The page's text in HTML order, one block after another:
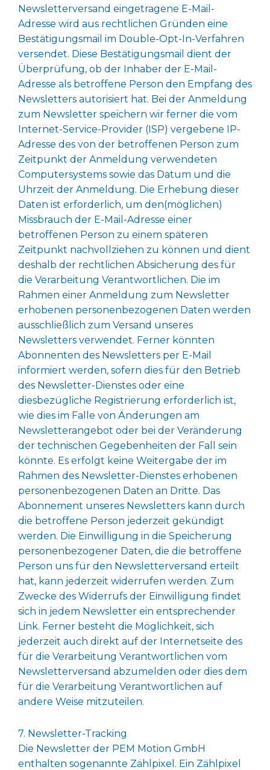
Newsletterversand eingetragene E-Mail-
Adresse wird aus rechtlichen Gründen eine
Bestätigungsmail im Double-Opt-In-Verfahren
versendet. Diese Bestätigungsmail dient der
Überprüfung, ob der Inhaber der E-Mail-
Adresse als betroffene Person den Empfang des
Newsletters autorisiert hat. Bei der Anmeldung
zum Newsletter speichern wir ferner die vom
Internet-Service-Provider (ISP) vergebene IP-
Adresse des von der betroffenen Person zum
Zeitpunkt der Anmeldung verwendeten
Computersystems sowie das Datum und die
Uhrzeit der Anmeldung. Die Erhebung dieser
Daten ist erforderlich, um den(möglichen)
Missbrauch der E-Mail-Adresse einer
betroffenen Person zu einem späteren
Zeitpunkt nachvollziehen zu können und dient
deshalb der rechtlichen Absicherung des für
die Verarbeitung Verantwortlichen. Die im
Rahmen einer Anmeldung zum Newsletter
erhobenen personenbezogenen Daten werden
ausschließlich zum Versand unseres
Newsletters verwendet. Ferner könnten
Abonnenten des Newsletters per E-Mail
informiert werden, sofern dies für den Betrieb
des Newsletter-Dienstes oder eine
diesbezügliche Registrierung erforderlich ist,
wie dies im Falle von Änderungen am
Newsletterangebot oder bei der Veränderung
der technischen Gegebenheiten der Fall sein
könnte. Es erfolgt keine Weitergabe der im
Rahmen des Newsletter-Dienstes erhobenen
personenbezogenen Daten an Dritte. Das
Abonnement unseres Newsletters kann durch
die betroffene Person jederzeit gekündigt
werden. Die Einwilligung in die Speicherung
personenbezogener Daten, die die betroffene
Person uns für den Newsletterversand erteilt
hat, kann jederzeit widerrufen werden. Zum
Zwecke des Widerrufs der Einwilligung findet
sich in jedem Newsletter ein entsprechender
Link. Ferner besteht die Möglichkeit, sich
jederzeit auch direkt auf der Internetseite des
für die Verarbeitung Verantwortlichen vom
Newsletterversand abzumelden oder dies dem
für die Verarbeitung Verantwortlichen auf
andere Weise mitzuteilen.
7. Newsletter-Tracking
Die Newsletter der PEM Motion GmbH
enthalten sogenannte Zählpixel. Ein Zählpixel